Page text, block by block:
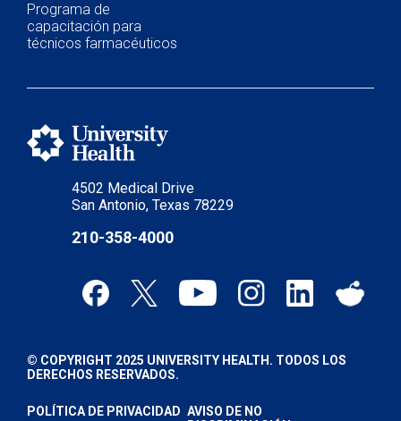
4502 Medical Drive
San Antonio, Texas 78229
210-358-4000
Programa de
capacitación para
técnicos farmacéuticos
© COPYRIGHT 2025 UNIVERSITY HEALTH. TODOS LOS
DERECHOS RESERVADOS.
POLÍTICA DE PRIVACIDAD AVISO DE NO